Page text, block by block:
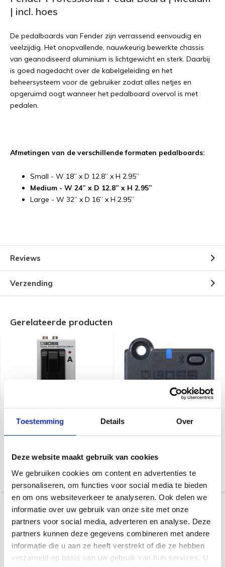
Toestemming Details Over
Deze website maakt gebruik van cookies
We gebruiken cookies om content en advertenties te
personaliseren, om functies voor social media te bieden
en om ons websiteverkeer te analyseren. Ook delen we
informatie over uw gebruik van onze site met onze
partners voor social media, adverteren en analyse. Deze
partners kunnen deze gegevens combineren met andere
informatie die u aan ze heeft verstrekt of die ze hebben
verzameld op basis van uw gebruik van hun services. U
| incl. hoes
De pedalboards van Fender zijn verrassend eenvoudig en
veelzijdig. Het onopvallende, nauwkeurig bewerkte chassis
van geanodiseerd aluminium is lichtgewicht en sterk. Daarbij
is goed nagedacht over de kabelgeleiding en het
beheersysteem voor de gebruiker zodat alles netjes en
opgeruimd oogt wanneer het pedalboard overvol is met
pedalen.
Afmetingen van de verschillende formaten pedalboards:
Small - W 18” x D 12.8” x H 2.95”
Medium - W 24” x D 12.8” x H 2.95”
Large - W 32” x D 16” x H 2.95”
Reviews
Verzending
Gerelateerde producten
Boss FS-7 | Dual
€ 76,-
Boss BT-DUAL Bluetooth
€ 39,-€ 35,-